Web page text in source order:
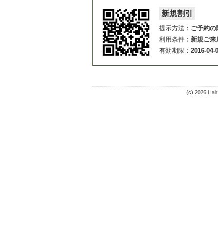
新規割引
提示方法： ご予約の
利用条件： 新規ご来
有効期限： 2016-04-
(c) 2026